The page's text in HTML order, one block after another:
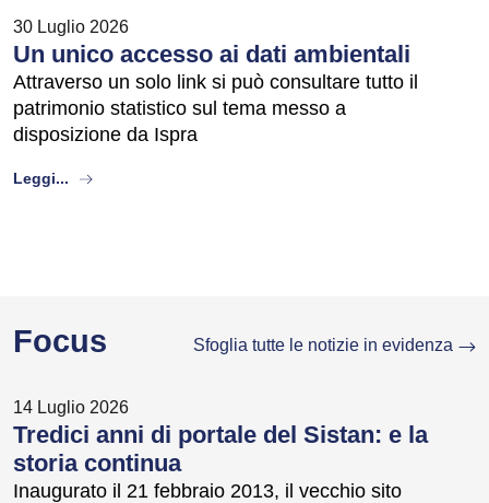
30 Luglio 2026
Un unico accesso ai dati ambientali
Attraverso un solo link si può consultare tutto il
patrimonio statistico sul tema messo a
disposizione da Ispra
Leggi... about
Focus Sfoglia tutte le notizie in evidenza
14 Luglio 2026
Tredici anni di portale del Sistan: e la
storia continua
Inaugurato il 21 febbraio 2013, il vecchio sito